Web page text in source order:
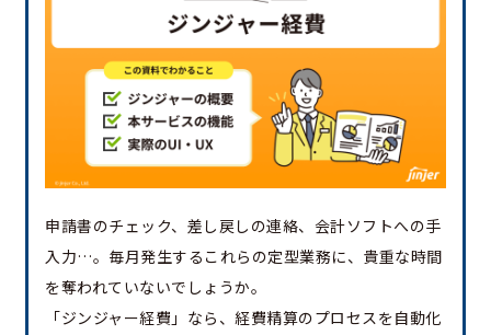
申請書のチェック、差し戻しの連絡、会計ソフトへの手
入力…。毎月発生するこれらの定型業務に、貴重な時間
を奪われていないでしょうか。
「ジンジャー経費」なら、経費精算のプロセスを自動化